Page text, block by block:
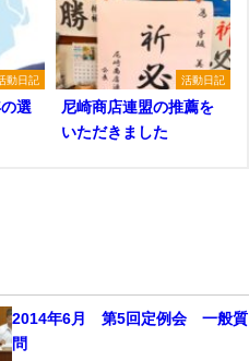
動日記
選
活動日記
尼崎商店連盟の推薦を
いただきました
2014年6月 第5回定例会 一般質
問